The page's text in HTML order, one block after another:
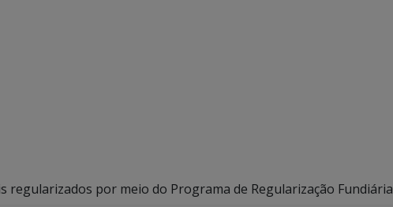
regularizados por meio do Programa de Regularização Fundiária